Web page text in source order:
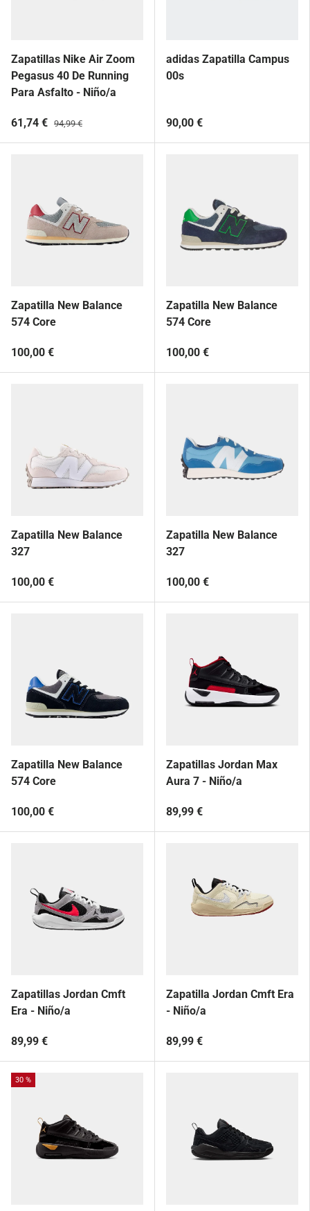
Zapatillas Nike Air Zoom
Pegasus 40 De Running
Para Asfalto - Niño/a
61,74 € 94,99 €
adidas Zapatilla Campus
00s
90,00 €
Zapatilla New Balance
574 Core
100,00 €
Zapatilla New Balance
574 Core
100,00 €
Zapatilla New Balance
327
100,00 €
Zapatilla New Balance
327
100,00 €
Zapatilla New Balance
574 Core
100,00 €
Zapatillas Jordan Max
Aura 7 - Niño/a
89,99 €
Zapatillas Jordan Cmft
Era - Niño/a
89,99 €
Zapatilla Jordan Cmft Era
- Niño/a
89,99 €
30 %